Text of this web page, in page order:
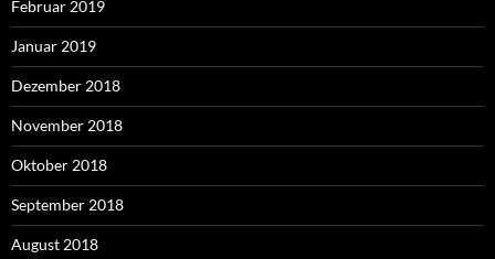
Februar 2019
Januar 2019
Dezember 2018
November 2018
Oktober 2018
September 2018
August 2018